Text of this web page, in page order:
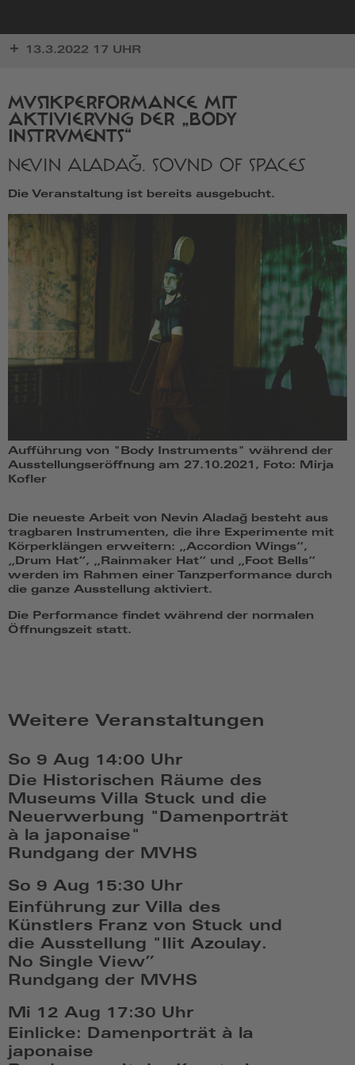
Startseite
MUSIKPERFORMANCE MIT
AKTIVIERUNG DER „BODY
INSTRUMENTS“
NEVIN ALADAĞ. SOUND OF SPACES
Die Veranstaltung ist bereits ausgebucht.
Aufführung von "Body Instruments" während der
Ausstellungseröffnung am 27.10.2021, Foto: Mirja
Kofler
Die neueste Arbeit von Nevin Aladağ besteht aus
tragbaren Instrumenten, die ihre Experimente mit
Körperklängen erweitern: „Accordion Wings“,
„Drum Hat“, „Rainmaker Hat“ und „Foot Bells“
werden im Rahmen einer Tanzperformance durch
die ganze Ausstellung aktiviert.
Die Performance findet während der normalen
Öffnungszeit statt.
Weitere Veranstaltungen
So 9 Aug 14:00 Uhr
Die Historischen Räume des
Museums Villa Stuck und die
Neuerwerbung "Damenporträt
à la japonaise"
Rundgang der MVHS
Aug
9
2026,
14:08
So 9 Aug 15:30 Uhr
Einführung zur Villa des
Künstlers Franz von Stuck und
die Ausstellung "Ilit Azoulay.
No Single View”
Rundgang der MVHS
Aug
9
2026,
Mi 12 Aug 17:30 Uhr
Einlicke: Damenporträt à la
japonaise
13.3.2022 17 UHR